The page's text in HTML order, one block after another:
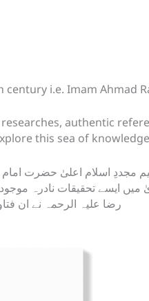
i.e. Imam Ahmad
authentic
this sea of knowledge
مجددِ اسلام اعلیٰ حضرت
میں ایسے تحقیقات
رضا علیہ الرحمہ نے ان